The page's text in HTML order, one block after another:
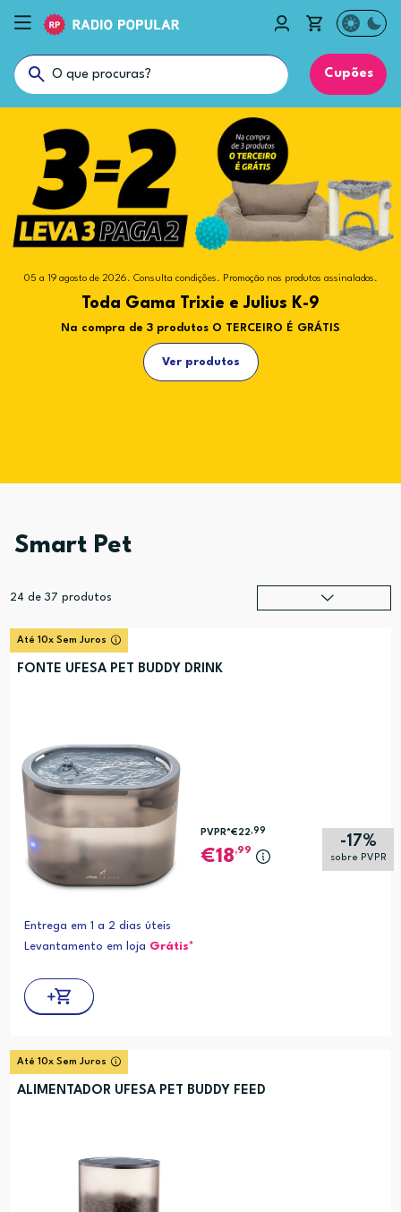
Cupões
Promoção nos produtos assinalados.
O melhor para o teu pet, agora na Radio
Popular
Descobre novas formas de mimar os teus animais
Ver produtos
15 julho a 19 agosto de 2026. Consulta condições. Promoção nos produtos
O melhor para o teu animal
05 a 19 agosto de 2026. Consulta condições. Promoção nos produtos assinalados.
Toda Gama Trixie e Julius K-9
Na compra de 3 produtos O TERCEIRO É GRÁTIS
Ver produtos
Smart Pet
24 de 37 produtos
Até 10x Sem Juros
FONTE UFESA PET BUDDY DRINK
-17%
sobre PVPR
PVPR*€22,99
18,99
Entrega em 1 a 2 dias úteis
Levantamento em loja Grátis*
Até 10x Sem Juros
ALIMENTADOR UFESA PET BUDDY FEED